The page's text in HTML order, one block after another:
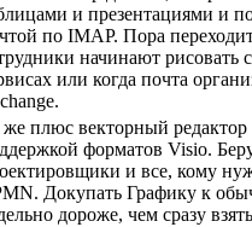
и презентациями и
по IMAP. Пора
начинают рисовать
или когда почта
плюс векторный редактор
форматов Visio.
и все, кому
Докупать Графику к
дороже, чем сразу